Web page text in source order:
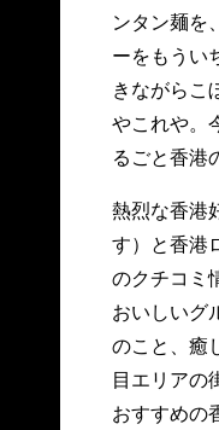
ンタン麺を
ーをもうい
きながらこ
やこれや。
るごと香港
熱烈な香港
す）と香港
のクチコミ
おいしいグ
のこと、癒
目エリアの
おすすめの